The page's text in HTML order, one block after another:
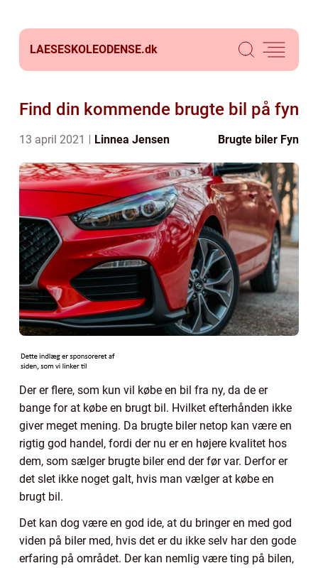
LAESESKOLEODENSE.dk
Find din kommende brugte bil på fyn
13 april 2021 Linnea Jensen Brugte biler Fyn
Der er flere, som kun vil købe en bil fra ny, da de er
bange for at købe en brugt bil. Hvilket efterhånden ikke
giver meget mening. Da brugte biler netop kan være en
rigtig god handel, fordi der nu er en højere kvalitet hos
dem, som sælger brugte biler end der før var. Derfor er
det slet ikke noget galt, hvis man vælger at købe en
brugt bil.
Det kan dog være en god ide, at du bringer en med god
viden på biler med, hvis det er du ikke selv har den gode
erfaring på området. Der kan nemlig være ting på bilen,